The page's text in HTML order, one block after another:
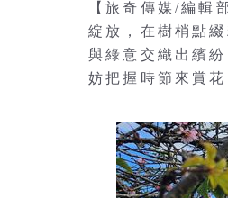
【旅奇傳媒/編輯
綻放，在樹梢點
與綠意交織出繽
妨把握時節來賞花